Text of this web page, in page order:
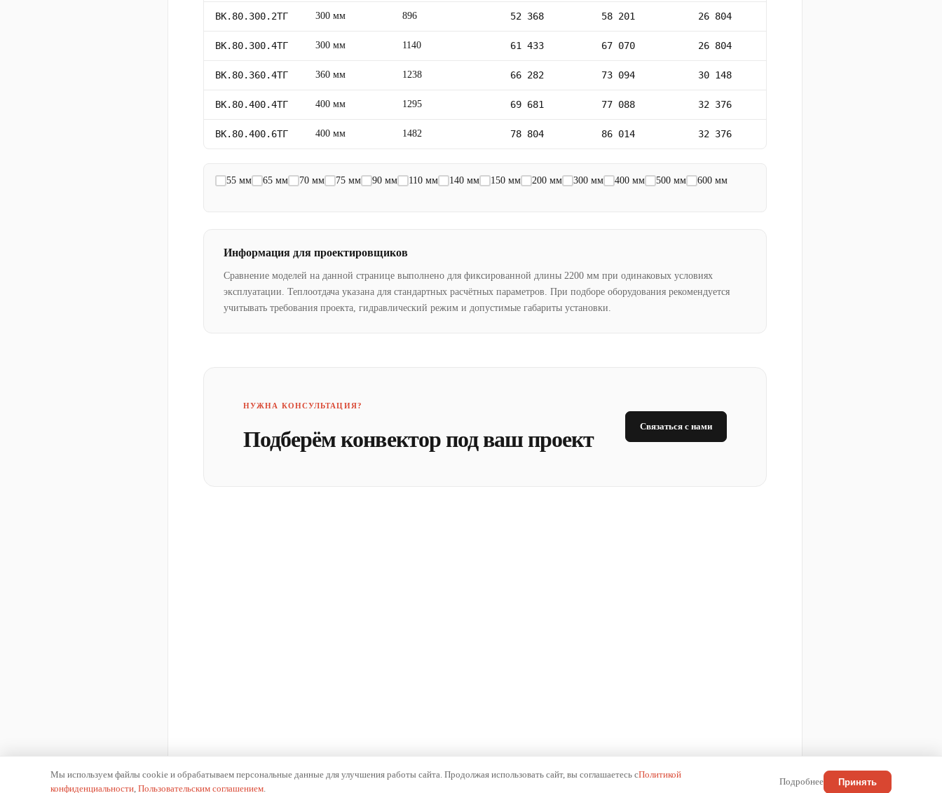
ВК.80.300.2ТГ 300 мм 896 52 368 58 201 26 804
ВК.80.300.4ТГ 300 мм 1140 61 433 67 070 26 804
ВК.80.360.4ТГ 360 мм 1238 66 282 73 094 30 148
ВК.80.400.4ТГ 400 мм 1295 69 681 77 088 32 376
ВК.80.400.6ТГ 400 мм 1482 78 804 86 014 32 376
55 мм 65 мм 70 мм 75 мм 90 мм 110 мм 140 мм 150 мм 200 мм 300 мм 400 мм 500 мм 600 мм
Информация для проектировщиков
Сравнение моделей на данной странице выполнено для фиксированной длины 2200 мм при одинаковых условиях
эксплуатации. Теплоотдача указана для стандартных расчётных параметров. При подборе оборудования рекомендуется
учитывать требования проекта, гидравлический режим и допустимые габариты установки.
НУЖНА КОНСУЛЬТАЦИЯ?
Подберём конвектор под ваш проект Связаться с нами
Мы используем файлы cookie и обрабатываем персональные данные для улучшения работы сайта. Продолжая использовать сайт, вы соглашаетесь сПолитикой
конфиденциальности, Пользовательским соглашением.
Подробнее Принять